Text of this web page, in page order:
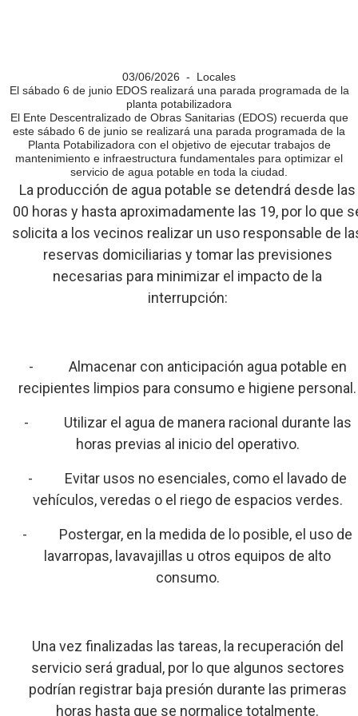
03/06/2026 - Locales
El sábado 6 de junio EDOS realizará una parada programada de la
planta potabilizadora
El Ente Descentralizado de Obras Sanitarias (EDOS) recuerda que
este sábado 6 de junio se realizará una parada programada de la
Planta Potabilizadora con el objetivo de ejecutar trabajos de
mantenimiento e infraestructura fundamentales para optimizar el
servicio de agua potable en toda la ciudad.
La producción de agua potable se detendrá desde las
00 horas y hasta aproximadamente las 19, por lo que
solicita a los vecinos realizar un uso responsable de
reservas domiciliarias y tomar las previsiones
necesarias para minimizar el impacto de la
interrupción:
- Almacenar con anticipación agua potable en
recipientes limpios para consumo e higiene personal.
- Utilizar el agua de manera racional durante las
horas previas al inicio del operativo.
- Evitar usos no esenciales, como el lavado de
vehículos, veredas o el riego de espacios verdes.
- Postergar, en la medida de lo posible, el uso de
lavarropas, lavavajillas u otros equipos de alto
consumo.
Una vez finalizadas las tareas, la recuperación del
servicio será gradual, por lo que algunos sectores
podrían registrar baja presión durante las primeras
horas hasta que se normalice totalmente.